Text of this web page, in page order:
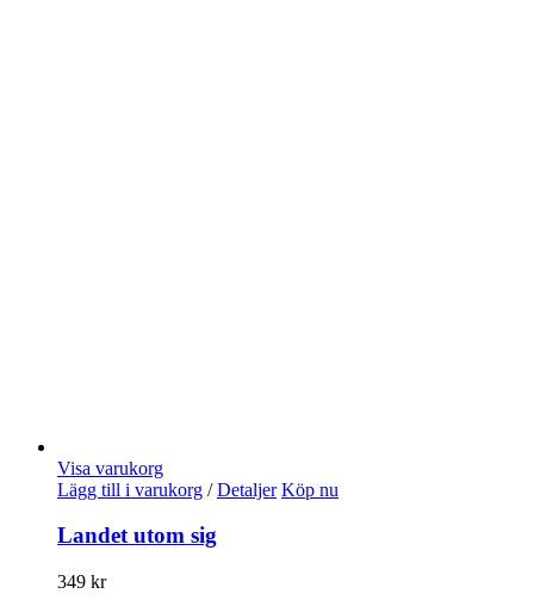
Visa varukorg
Lägg till i varukorg / Detaljer Köp nu
Landet utom sig
349 kr